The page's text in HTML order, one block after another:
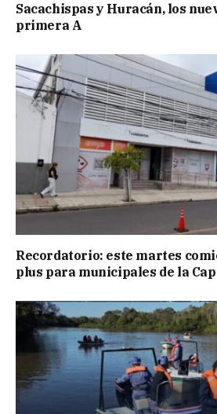
Sacachispas y Huracán, los
primera A
Recordatorio: este martes
plus para municipales de la